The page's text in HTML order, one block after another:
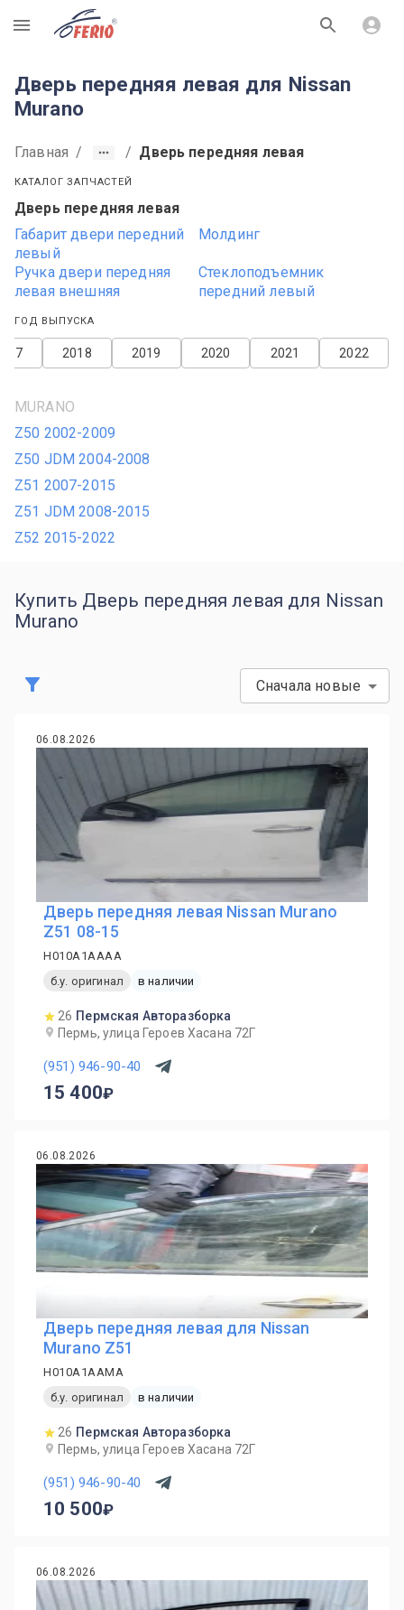
R
Дверь передняя левая для Nissan
Murano
Главная / / Дверь передняя левая
КАТАЛОГ ЗАПЧАСТЕЙ
Дверь передняя левая
Габарит двери передний
левый
Молдинг
Ручка двери передняя
левая внешняя
Стеклоподъемник
передний левый
ГОД ВЫПУСКА
2022
2021
2020
2019
2018
MURANO
Z50 2002-2009
Z50 JDM 2004-2008
Z51 2007-2015
Z51 JDM 2008-2015
Z52 2015-2022
Купить Дверь передняя левая для Nissan
Murano
Сначала новые
06.08.2026
Дверь передняя левая Nissan Murano
Z51 08-15
H010A1AAAA
б.у. оригинал
в наличии
26 Пермская Авторазборка
Пермь, улица Героев Хасана 72Г
(951) 946-90-40
15 400
06.08.2026
Дверь передняя левая для Nissan
Murano Z51
H010A1AAMA
б.у. оригинал
в наличии
26 Пермская Авторазборка
Пермь, улица Героев Хасана 72Г
(951) 946-90-40
10 500
06.08.2026